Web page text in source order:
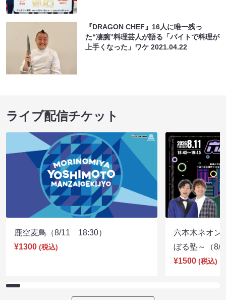
『DRAGON CHEF』16人に唯一残っ
た“凄腕”料理芸人が語る「バイトで料理が
上手くなった」ワケ2021.04.22
ライブ配信チケット
鹿空麦鳥（8/11 18:30）
¥1300 (税込)
六本木ネオン
ぼる塾～（
¥1500 (税込)